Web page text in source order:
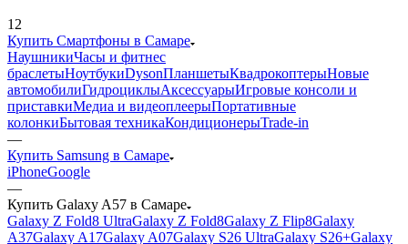
12
Купить Смартфоны в Самаре
НаушникиЧасы и фитнес
браслетыНоутбукиDysonПланшетыКвадрокоптерыНовые
автомобилиГидроциклыАксессуарыИгровые консоли и
приставкиМедиа и видеоплеерыПортативные
колонкиБытовая техникаКондиционерыTrade-in
—
Купить Samsung в Самаре
iPhoneGoogle
—
Купить Galaxy A57 в Самаре
Galaxy Z Fold8 UltraGalaxy Z Fold8Galaxy Z Flip8Galaxy
A37Galaxy A17Galaxy A07Galaxy S26 UltraGalaxy S26+Galaxy